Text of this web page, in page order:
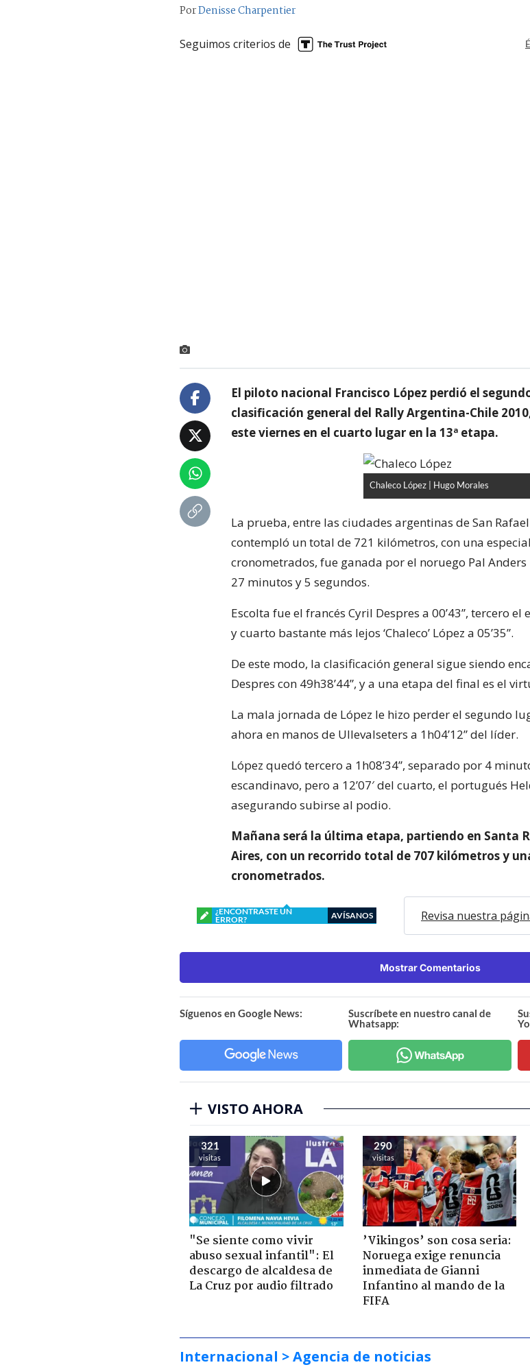
PorDenisse Charpentier
Seguimos criterios de
El piloto nacional Francisco López perdió el
clasificación general del Rally Argentina-Chile
este viernes en el cuarto lugar en la 13ª etapa.
Chaleco López | Hugo Morales
La prueba, entre las ciudades argentinas de San
contempló un total de 721 kilómetros, con una
cronometrados, fue ganada por el noruego Pal Anders
27 minutos y 5 segundos.
Escolta fue el francés Cyril Despres a 00’43”, tercero el
y cuarto bastante más lejos ‘Chaleco’ López a 05’35”.
De este modo, la clasificación general sigue siendo
Despres con 49h38’44”, y a una etapa del final es el
La mala jornada de López le hizo perder el segundo
ahora en manos de Ullevalseters a 1h04’12” del líder.
López quedó tercero a 1h08’34”, separado por 4
escandinavo, pero a 12’07′ del cuarto, el portugués
asegurando subirse al podio.
Mañana será la última etapa, partiendo en Santa
Aires, con un recorrido total de 707 kilómetros y
cronometrados.
¿ENCONTRASTE UN
ERROR?
AVÍSANOS Revisa nuestra
Mostrar Comentarios
Síguenos en Google News:
Suscríbete en nuestro canal de
Whatsapp:
VISTO AHORA
321
visitas
"Se siente como vivir
abuso sexual infantil": El
descargo de alcaldesa de
La Cruz por audio filtrado
290
visitas
’Vikingos’ son cosa seria:
Noruega exige renuncia
inmediata de Gianni
Infantino al mando de la
FIFA
Internacional > Agencia de noticias